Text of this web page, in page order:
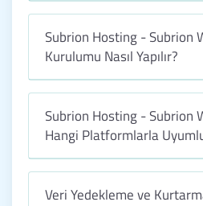
Subrion Hosting - Subrion
Kurulumu Nasıl Yapılır?
Subrion Hosting - Subrion
Hangi Platformlarla
Veri Yedekleme ve